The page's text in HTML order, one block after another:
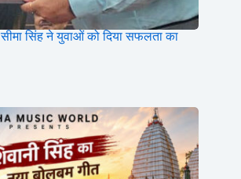
सिंह ने युवाओं को दिया सफलता का